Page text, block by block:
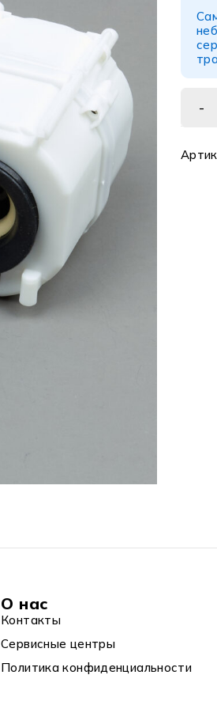
О нас
Контакты
Сервисные центры
Политика конфиденциальности